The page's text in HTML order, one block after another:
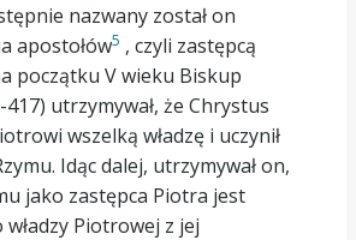
nazwany został on
apostołów5 , czyli zastępcą
początku V wieku Biskup
utrzymywał, że Chrystus
wszelką władzę i uczynił
Idąc dalej, utrzymywał on,
jako zastępca Piotra jest
Piotrowej z jej